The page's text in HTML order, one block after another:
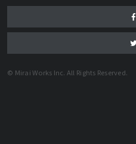
© Mirai Works Inc. All Rights Reserved.